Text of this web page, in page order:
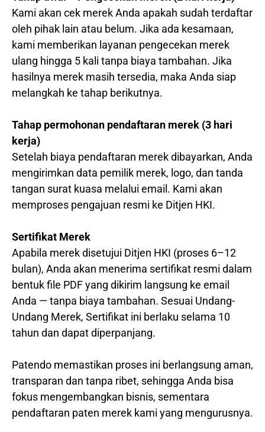
Kami akan cek merek Anda apakah sudah terdaftar
oleh pihak lain atau belum. Jika ada kesamaan,
kami memberikan layanan pengecekan merek
ulang hingga 5 kali tanpa biaya tambahan. Jika
hasilnya merek masih tersedia, maka Anda siap
melangkah ke tahap berikutnya.
Tahap permohonan pendaftaran merek (3 hari
kerja)
Setelah biaya pendaftaran merek dibayarkan, Anda
mengirimkan data pemilik merek, logo, dan tanda
tangan surat kuasa melalui email. Kami akan
memproses pengajuan resmi ke Ditjen HKI.
Sertifikat Merek
Apabila merek disetujui Ditjen HKI (proses 6–12
bulan), Anda akan menerima sertifikat resmi dalam
bentuk file PDF yang dikirim langsung ke email
Anda — tanpa biaya tambahan. Sesuai Undang-
Undang Merek, Sertifikat ini berlaku selama 10
tahun dan dapat diperpanjang.
Patendo memastikan proses ini berlangsung aman,
transparan dan tanpa ribet, sehingga Anda bisa
fokus mengembangkan bisnis, sementara
pendaftaran paten merek kami yang mengurusnya.